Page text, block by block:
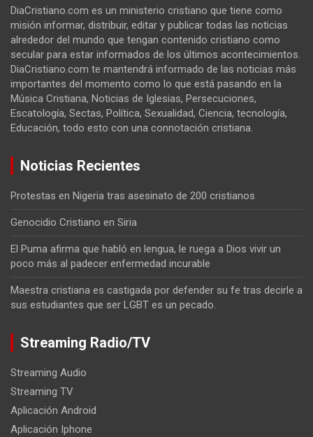
DiaCristiano.com es un ministerio cristiano que tiene como
misión informar, distribuir, editar y publicar todas las noticias
alrededor del mundo que tengan contenido cristiano como
secular para estar informados de los últimos acontecimientos.
DiaCristiano.com te mantendrá informado de las noticias más
importantes del momento como lo que está pasando en la
Música Cristiana, Noticias de Iglesias, Persecuciones,
Escatología, Sectas, Política, Sexualidad, Ciencia, tecnología,
Educación, todo esto con una connotación cristiana.
Noticias Recientes
Protestas en Nigeria tras asesinato de 200 cristianos
Genocidio Cristiano en Siria
El Puma afirma que habló en lengua, le ruega a Dios vivir un
poco más al padecer enfermedad incurable
Maestra cristiana es castigada por defender su fe tras decirle a
sus estudiantes que ser LGBT es un pecado.
Streaming Radio/TV
Streaming Audio
Streaming TV
Aplicación Android
Aplicación Iphone